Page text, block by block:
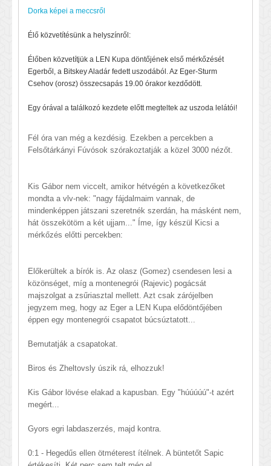
Dorka képei a meccsről
Élő közvetítésünk a helyszínről:
Élőben közvetítjük a LEN Kupa döntőjének első mérkőzését
Egerből, a Bitskey Aladár fedett uszodából. Az Eger-Sturm
Csehov (orosz) összecsapás 19.00 órakor kezdődött.
Egy órával a találkozó kezdete előtt megteltek az uszoda lelátói!
Fél óra van még a kezdésig. Ezekben a percekben a
Felsőtárkányi Fúvósok szórakoztatják a közel 3000 nézőt.
Kis Gábor nem viccelt, amikor hétvégén a következőket
mondta a vlv-nek: "nagy fájdalmaim vannak, de
mindenképpen játszani szeretnék szerdán, ha másként nem,
hát összekötöm a két ujjam..." Íme, így készül Kicsi a
mérkőzés előtti percekben:
Előkerültek a bírók is. Az olasz (Gomez) csendesen lesi a
közönséget, míg a montenegrói (Rajevic) pogácsát
majszolgat a zsűriasztal mellett. Azt csak zárójelben
jegyzem meg, hogy az Eger a LEN Kupa elődöntőjében
éppen egy montenegrói csapatot búcsúztatott...
Bemutatják a csapatokat.
Biros és Zheltovsly úszik rá, elhozzuk!
Kis Gábor lövése elakad a kapusban. Egy "húúúúú"-t azért
megért...
Gyors egri labdaszerzés, majd kontra.
0:1 - Hegedűs ellen ötméterest ítélnek. A büntetőt Sapic